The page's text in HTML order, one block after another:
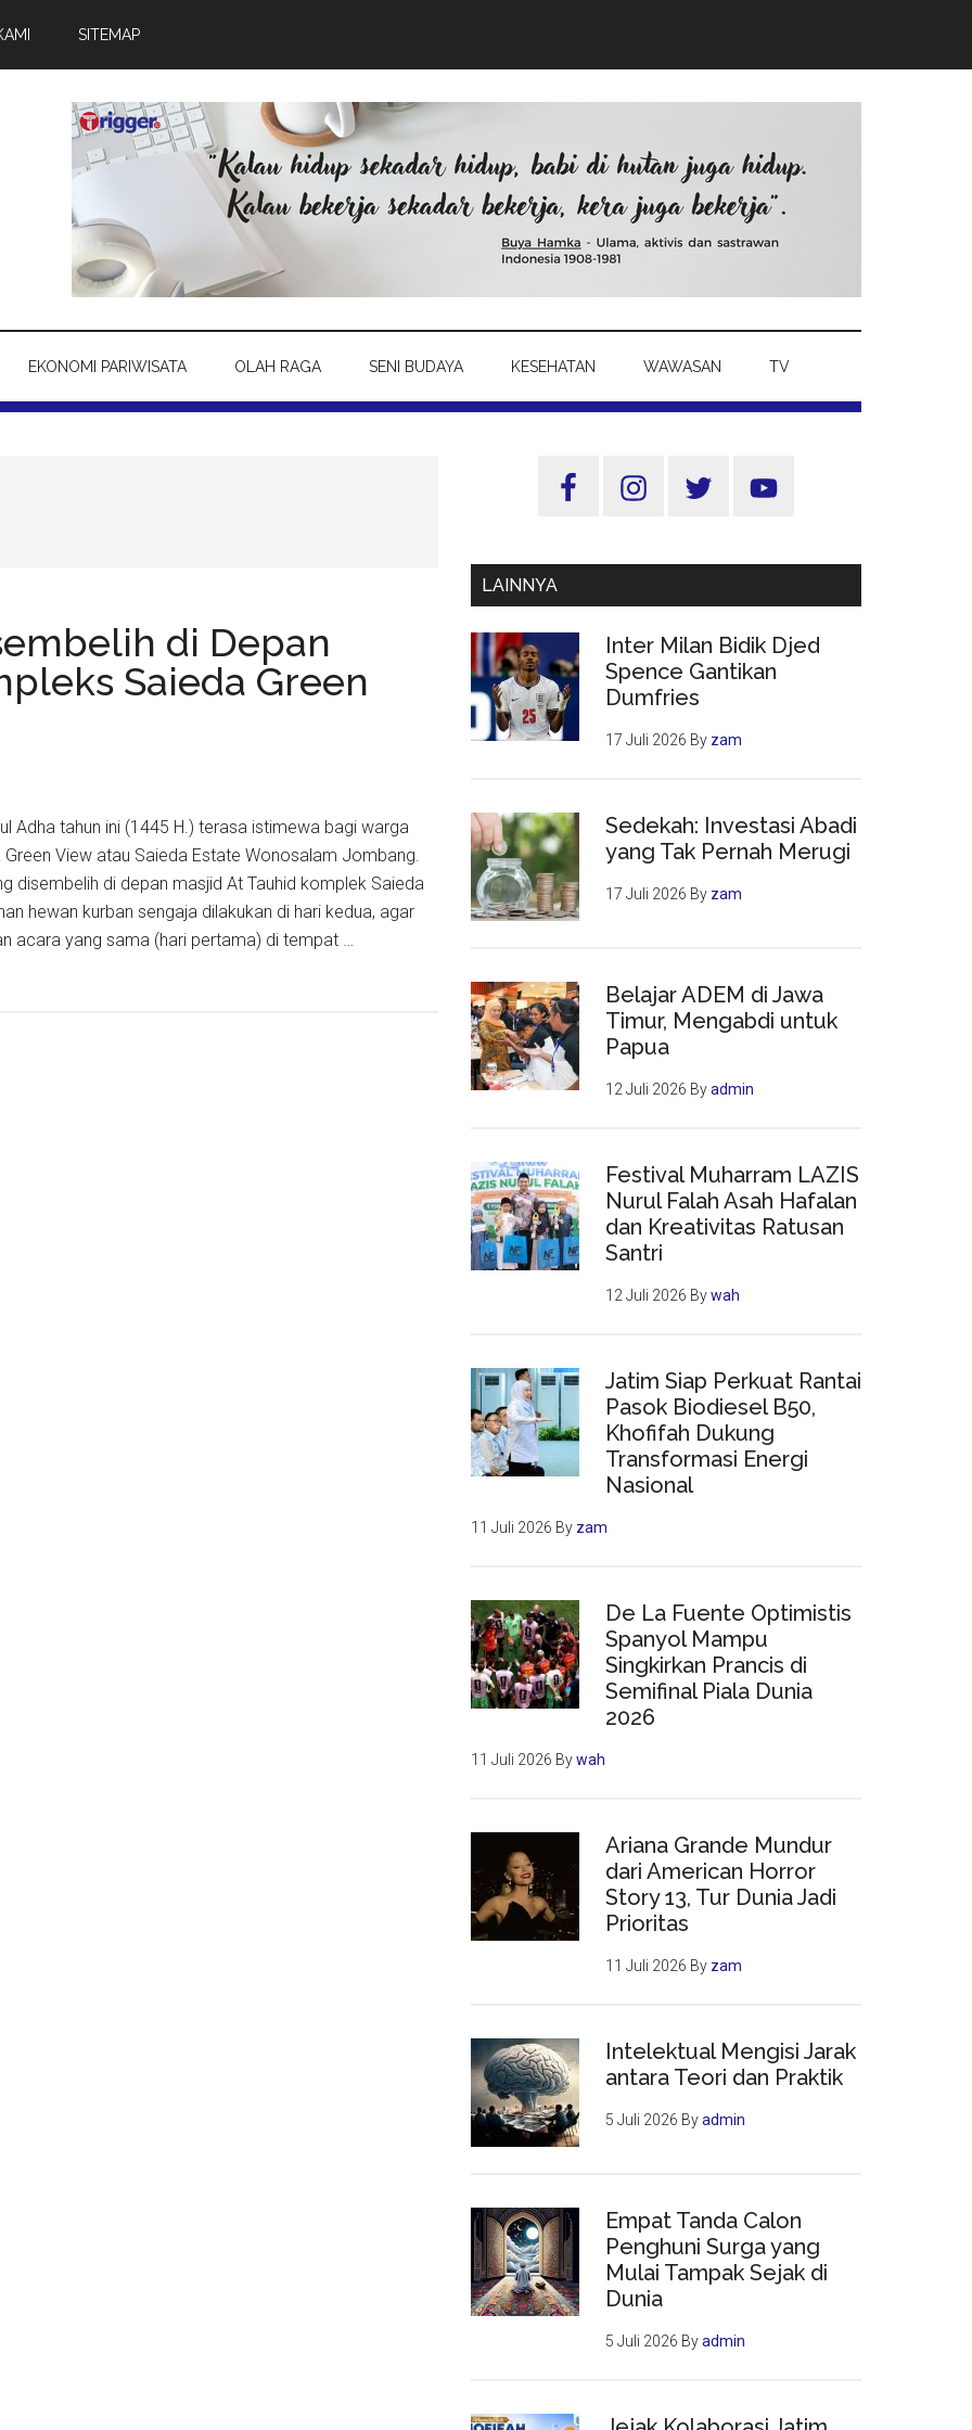
SITEMAP
EKONOMI PARIWISATA OLAH RAGA SENI BUDAYA KESEHATAN WAWASAN TV
di Depan
Saieda Green
Adha tahun ini (1445 H.) terasa istimewa bagi warga
View atau Saieda Estate Wonosalam Jombang.
disembelih di depan masjid At Tauhid komplek Saieda
hewan kurban sengaja dilakukan di hari kedua, agar
acara yang sama (hari pertama) di tempat …
Sidebar
Utama
LAINNYA
Inter Milan Bidik Djed
Spence Gantikan
Dumfries
17 Juli 2026 By zam
Sedekah: Investasi Abadi
yang Tak Pernah Merugi
17 Juli 2026 By zam
Belajar ADEM di Jawa
Timur, Mengabdi untuk
Papua
12 Juli 2026 Byadmin
Festival Muharram LAZIS
Nurul Falah Asah Hafalan
dan Kreativitas Ratusan
Santri
12 Juli 2026 Bywah
Jatim Siap Perkuat Rantai
Pasok Biodiesel B50,
Khofifah Dukung
Transformasi Energi
Nasional
11 Juli 2026 By zam
De La Fuente Optimistis
Spanyol Mampu
Singkirkan Prancis di
Semifinal Piala Dunia
2026
11 Juli 2026 Bywah
Ariana Grande Mundur
dari American Horror
Story 13, Tur Dunia Jadi
Prioritas
11 Juli 2026 By zam
Intelektual Mengisi Jarak
antara Teori dan Praktik
5 Juli 2026 Byadmin
Empat Tanda Calon
Penghuni Surga yang
Mulai Tampak Sejak di
Dunia
5 Juli 2026 Byadmin